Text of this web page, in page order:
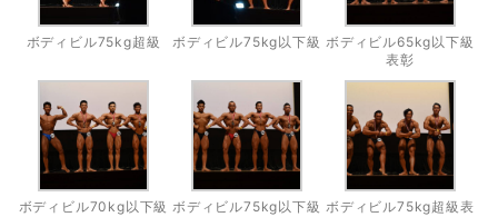
ボディビル75kg超級 ボディビル75kg以下級 ボディビル65kg以下級
表彰
ボディビル70kg以下級 ボディビル75kg以下級 ボディビル75kg超級表